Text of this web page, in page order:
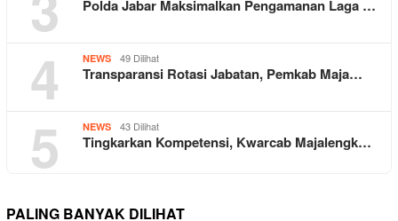
Polda Jabar Maksimalkan Pengamanan Laga …
4 NEWS 49 Dilihat
Transparansi Rotasi Jabatan, Pemkab Maja…
5 NEWS 43 Dilihat
Tingkarkan Kompetensi, Kwarcab Majalengk…
PALING BANYAK DILIHAT